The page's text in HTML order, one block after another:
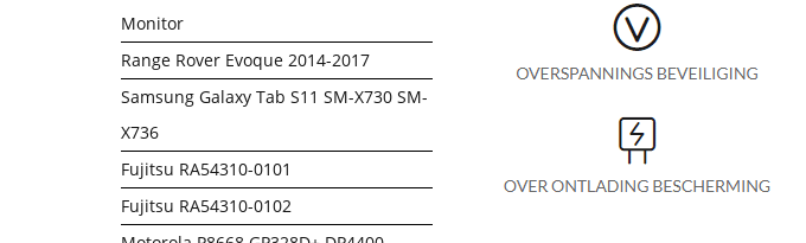
Monitor
Range Rover Evoque 2014-2017
Samsung Galaxy Tab S11 SM-X730 SM-
X736
Fujitsu RA54310-0101
Fujitsu RA54310-0102